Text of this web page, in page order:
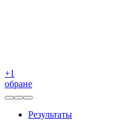
+1
обране
Результаты